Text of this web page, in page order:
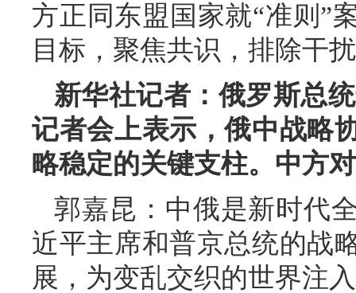
方正同东盟国家就“准则”
目标，聚焦共识，排除干
新华社记者：俄罗斯总
记者会上表示，俄中战略
略稳定的关键支柱。中方
郭嘉昆：中俄是新时代
近平主席和普京总统的战
展，为变乱交织的世界注